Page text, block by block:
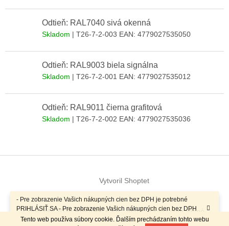
Tento web používa súbory cookie. Ďalším prechádzaním tohto webu
- Pre zobrazenie Vašich nákupných cien bez DPH je potrebné
PRIHLÁSIŤ SA - Pre zobrazenie Vašich nákupných cien bez DPH
je potrebné PRIHLÁSIŤ SA -
Odtieň: RAL7040 sivá okenná
Skladom | T26-7-2-003 EAN: 4779027535050
Odtieň: RAL9003 biela signálna
Skladom | T26-7-2-001 EAN: 4779027535012
Odtieň: RAL9011 čierna grafitová
Skladom | T26-7-2-002 EAN: 4779027535036
Vytvoril Shoptet
Copyright 2026RIMARK s.r.o.. Všetky práva vyhradené.